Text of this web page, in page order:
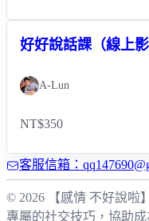
好好說話課（線上影
A-Lun
NT$350
客服信箱：
© 2026 【感情 不好說啦
專屬的社交技巧，協助